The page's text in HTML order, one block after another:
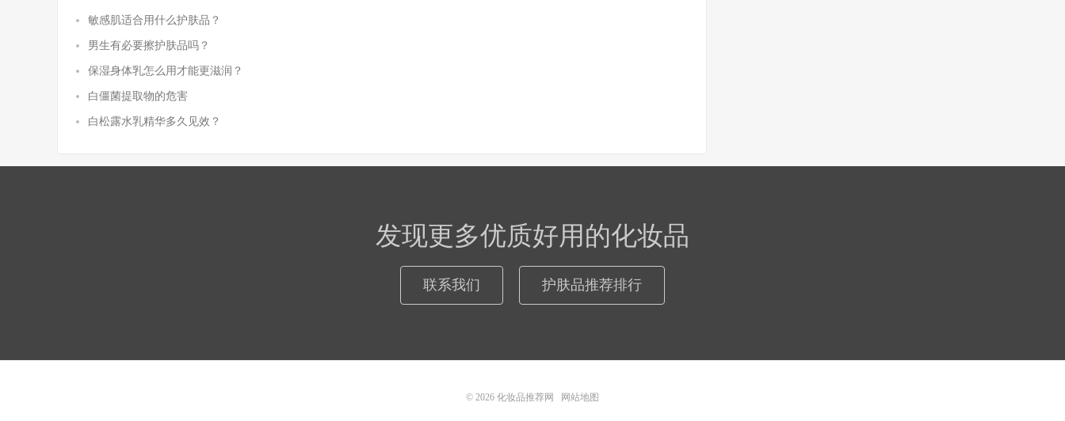
敏感肌适合用什么护肤品？
男生有必要擦护肤品吗？
保湿身体乳怎么用才能更滋润？
白僵菌提取物的危害
白松露水乳精华多久见效？
发现更多优质好用的化妆品
联系我们 护肤品推荐排行
© 2026 化妆品推荐网 网站地图